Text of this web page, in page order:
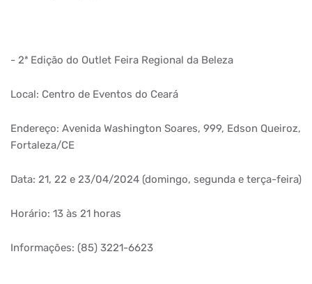
- 2ª Edição do Outlet Feira Regional da Beleza
Local: Centro de Eventos do Ceará
Endereço: Avenida Washington Soares, 999, Edson Queiroz,
Fortaleza/CE
Data: 21, 22 e 23/04/2024 (domingo, segunda e terça-feira)
Horário: 13 às 21 horas
Informações: (85) 3221-6623